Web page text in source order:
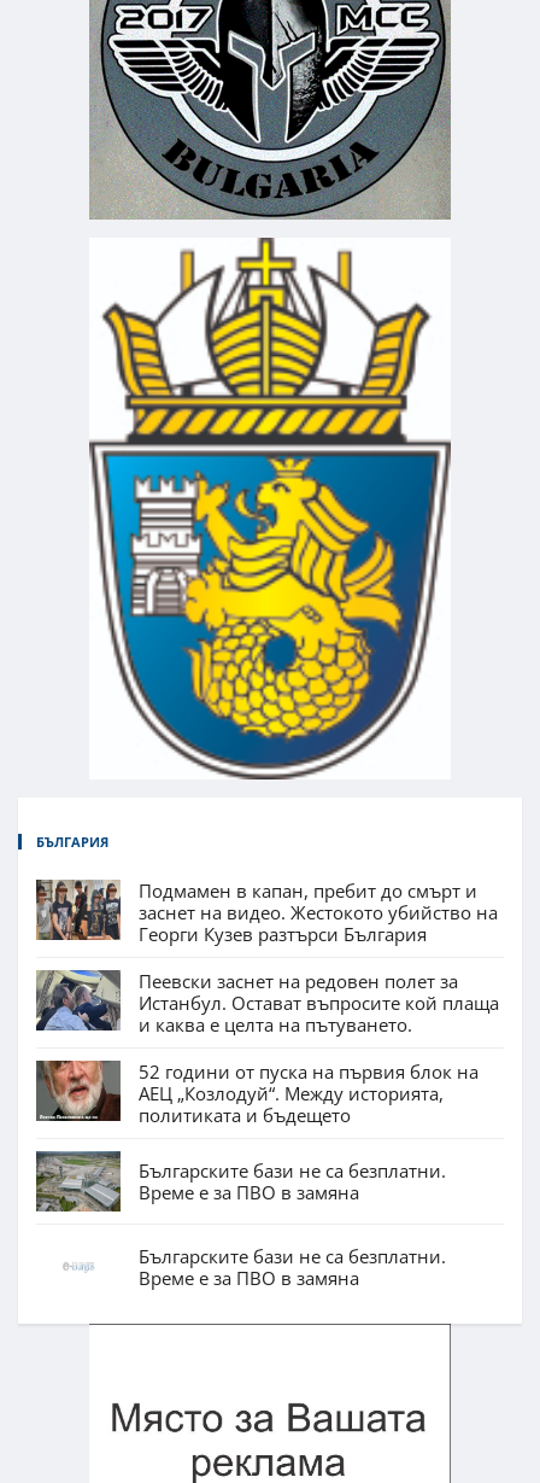
БЪЛГАРИЯ
Подмамен в капан, пребит до смърт и
заснет на видео. Жестокото убийство на
Георги Кузев разтърси България
Пеевски заснет на редовен полет за
Истанбул. Остават въпросите кой плаща
и каква е целта на пътуването.
52 години от пуска на първия блок на
АЕЦ „Козлодуй“. Между историята,
политиката и бъдещето
Българските бази не са безплатни.
Време е за ПВО в замяна
Българските бази не са безплатни.
Време е за ПВО в замяна